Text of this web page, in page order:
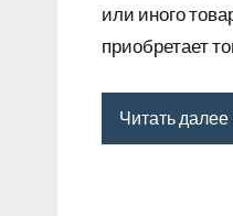
или иного
приобретает
Читать далее